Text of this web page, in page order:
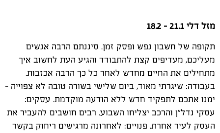
מזל דלי 21.1 - 18.2
תקופה של חשבון נפש ופסק זמן. סיננתם הרבה אנשים
מעליכם, מעדיפים קצת להתבודד והגיע העת לחשוב איך
מתחילים את החיים מחדש לאחר כל כך הרבה אכזבות.
בעבודה: שיגרתי מאוד, ביום שלישי בשורה טובה לא צפוייה -
ימנו אתכם לתפקיד חדש ללא הודעה מוקדמת. עסקים:
עסקי נדל"ן והרכב יצליחו השבוע. רבים חושבים להעביר את
העסק לעיר אחרת. פנויים: לאחרונה מרגישים ריחוק בקשר